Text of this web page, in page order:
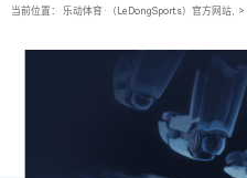
当前位置： 乐动体育·（LeDongSports）官方网站, >